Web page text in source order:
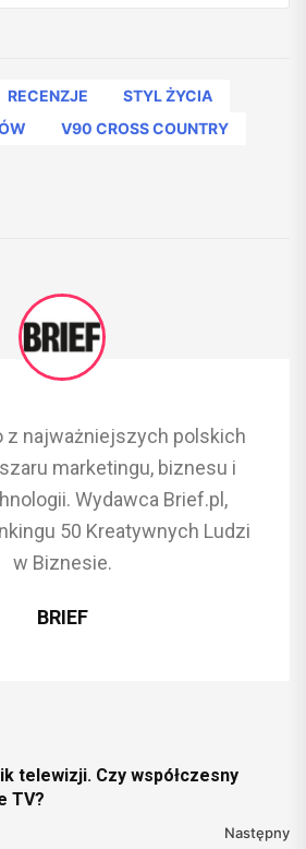
RECENZJE
STYL ŻYCIA
V90 CROSS COUNTRY
z najważniejszych polskich
marketingu, biznesu i
Wydawca Brief.pl,
50 Kreatywnych Ludzi
w Biznesie.
BRIEF
telewizji. Czy współczesny
TV?
Następny